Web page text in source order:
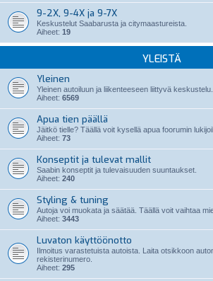
9-2X, 9-4X ja 9-7X
Keskustelut Saabarusta ja citymaastureista.
Aiheet: 19
YLEISTÄ
Yleinen
Yleinen autoiluun ja liikenteeseen liittyvä keskustelu.
Aiheet: 6569
Apua tien päällä
Jäitkö tielle? Täällä voit kysellä apua foorumin
Aiheet: 73
Konseptit ja tulevat mallit
Saabin konseptit ja tulevaisuuden suuntaukset.
Aiheet: 240
Styling & tuning
Autoja voi muokata ja säätää. Täällä voit vaihtaa
Aiheet: 3443
Luvaton käyttöönotto
Ilmoitus varastetuista autoista. Laita otsikkoon
rekisterinumero.
Aiheet: 295